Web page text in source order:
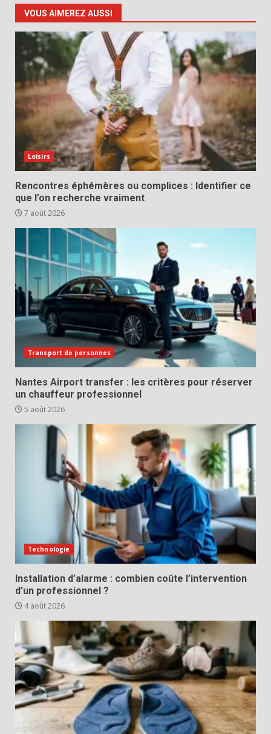
VOUS AIMEREZ AUSSI
Loisirs
Rencontres éphémères ou complices : Identifier ce
que l’on recherche vraiment
7 août 2026
Transport de personnes
Nantes Airport transfer : les critères pour réserver
un chauffeur professionnel
5 août 2026
Technologie
Installation d’alarme : combien coûte l’intervention
d’un professionnel ?
4 août 2026